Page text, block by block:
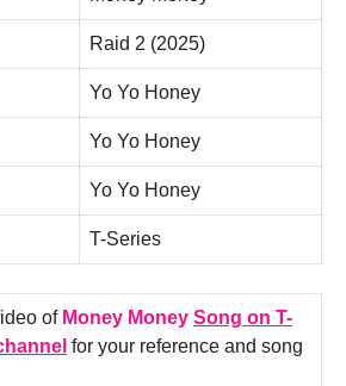
Raid 2 (2025)
Yo Yo Honey
Yo Yo Honey
Yo Yo Honey
T-Series
of Money Money Song on T-
for your reference and song